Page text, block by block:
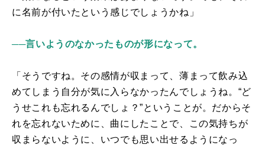
に名前が付いたという感じでしょうかね」
──言いようのなかったものが形になって。
「そうですね。その感情が収まって、薄まって飲み込
めてしまう自分が気に入らなかったんでしょうね。“ど
うせこれも忘れるんでしょ？”ということが。だからそ
れを忘れないために、曲にしたことで、この気持ちが
収まらないように、いつでも思い出せるようになっ